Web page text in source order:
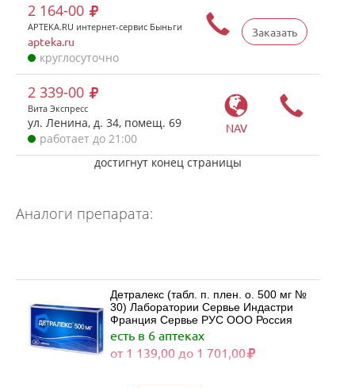
Заказать
2 164-00
APTEKA.RU интернет-сервис Быньги
apteka.ru
круглосуточно
NAV
2 339-00
Вита Экспресс
ул. Ленина, д. 34, помещ. 69
работает до 21:00
достигнут конец страницы
Аналоги препарата:
Детралекс (табл. п. плен. о. 500 мг №
30) Лаборатории Сервье Индастри
Франция Сервье РУС ООО Россия
есть в 6 аптеках
от 1 139,00 до 1 701,00